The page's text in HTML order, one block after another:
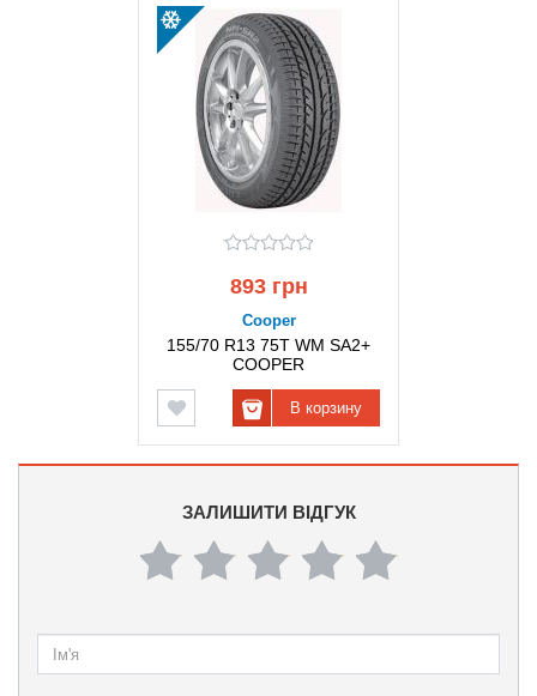
893 грн
Cooper
155/70 R13 75T WM SA2+
COOPER
В корзину
ЗАЛИШИТИ ВІДГУК